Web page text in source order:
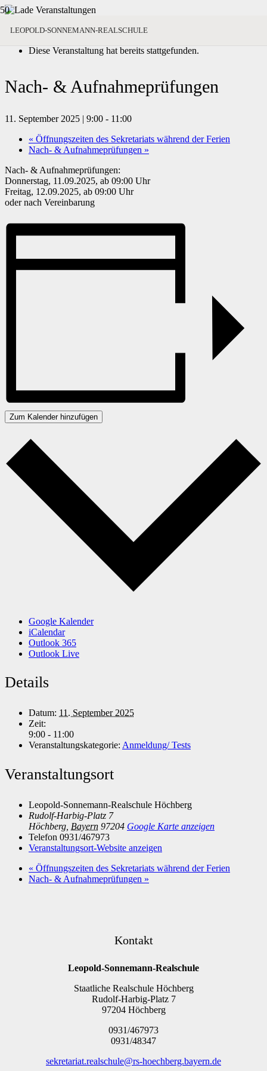
LEOPOLD-SONNEMANN-REALSCHULE
« Alle Veranstaltungen
Diese Veranstaltung hat bereits stattgefunden.
Nach- & Aufnahmeprüfungen
11. September 2025 | 9:00 - 11:00
« Öffnungszeiten des Sekretariats während der Ferien
Nach- & Aufnahmeprüfungen »
Nach- & Aufnahmeprüfungen:
Donnerstag, 11.09.2025, ab 09:00 Uhr
Freitag, 12.09.2025, ab 09:00 Uhr
oder nach Vereinbarung
Zum Kalender hinzufügen
Google Kalender
iCalendar
Outlook 365
Outlook Live
Details
Datum: 11. September 2025
Zeit:
9:00 - 11:00
Veranstaltungskategorie: Anmeldung/ Tests
Veranstaltungsort
Leopold-Sonnemann-Realschule Höchberg
Rudolf-Harbig-Platz 7
Höchberg Bayern 97204 Google Karte anzeigen
Telefon 0931/467973
Veranstaltungsort-Website anzeigen
« Öffnungszeiten des Sekretariats während der Ferien
Nach- & Aufnahmeprüfungen »
Kontakt
Leopold-Sonnemann-Realschule
Staatliche Realschule Höchberg
Rudolf-Harbig-Platz 7
97204 Höchberg
0931/467973
0931/48347
sekretariat.realschule@rs-hoechberg.bayern.de